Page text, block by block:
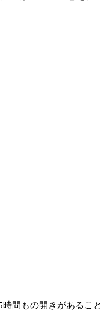
間もの開きがあること